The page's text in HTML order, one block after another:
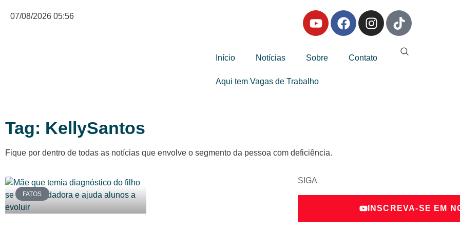
07/08/2026 05:56
Início Notícias Sobre Contato
Aqui tem Vagas de Trabalho
Tag: KellySantos
Fique por dentro de todas as notícias que envolve o segmento da pessoa com deficiência.
FATOS
SIGA
INSCREVA-SE EM